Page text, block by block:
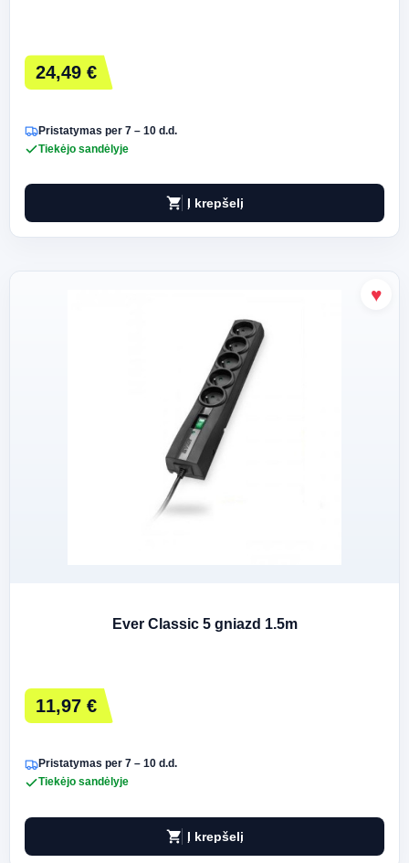
24,49 €
Pristatymas per 7 – 10 d.d.
Tiekėjo sandėlyje
shopping_cart Į krepšelį
Ever Classic 5 gniazd 1.5m
11,97 €
Pristatymas per 7 – 10 d.d.
Tiekėjo sandėlyje
shopping_cart Į krepšelį